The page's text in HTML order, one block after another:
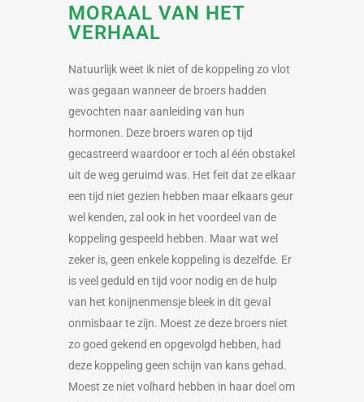
MORAAL VAN HET
VERHAAL
Natuurlijk weet ik niet of de koppeling zo vlot
was gegaan wanneer de broers hadden
gevochten naar aanleiding van hun
hormonen. Deze broers waren op tijd
gecastreerd waardoor er toch al één obstakel
uit de weg geruimd was. Het feit dat ze elkaar
een tijd niet gezien hebben maar elkaars geur
wel kenden, zal ook in het voordeel van de
koppeling gespeeld hebben. Maar wat wel
zeker is, geen enkele koppeling is dezelfde. Er
is veel geduld en tijd voor nodig en de hulp
van het konijnenmensje bleek in dit geval
onmisbaar te zijn. Moest ze deze broers niet
zo goed gekend en opgevolgd hebben, had
deze koppeling geen schijn van kans gehad.
Moest ze niet volhard hebben in haar doel om